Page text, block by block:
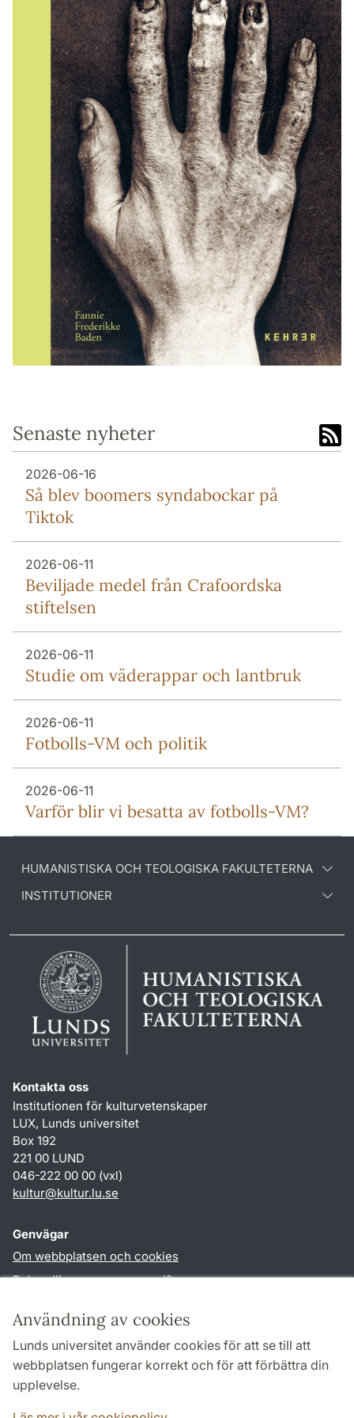
Användning av cookies
Lunds universitet använder cookies för att se till att
webbplatsen fungerar korrekt och för att förbättra din
upplevelse.
Senaste nyheter
2026-06-16
Så blev boomers syndabockar på
Tiktok
2026-06-11
Beviljade medel från Crafoordska
stiftelsen
2026-06-11
Studie om väderappar och lantbruk
2026-06-11
Fotbolls-VM och politik
2026-06-11
Varför blir vi besatta av fotbolls-VM?
HUMANISTISKA OCH TEOLOGISKA FAKULTETERNA
INSTITUTIONER
Kontakta oss
Institutionen för kulturvetenskaper
LUX, Lunds universitet
Box 192
221 00 LUND
046-222 00 00 (vxl)
kultur@kultur.lu.se
Genvägar
Om webbplatsen och cookies
Behandling av personuppgifter
TYPO3-login
Följ oss i sociala medier